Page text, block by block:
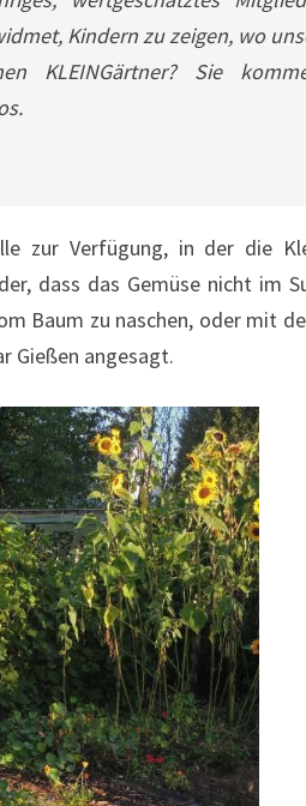
Kindern zu zeigen, wo
KLEINGärtner? Sie
zur Verfügung, in der die
dass das Gemüse nicht im
Baum zu naschen, oder mit
Gießen angesagt.